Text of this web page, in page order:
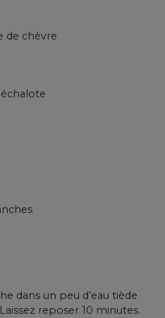
de chèvre
dans un peu d’eau tiède
reposer 10 minutes.